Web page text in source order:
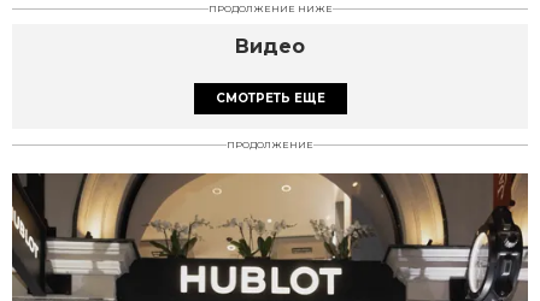
ПРОДОЛЖЕНИЕ НИЖЕ
Видео
СМОТРЕТЬ ЕЩЕ
ПРОДОЛЖЕНИЕ